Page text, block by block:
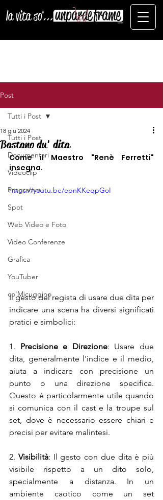
Post
Tutti i Post
Documentari
Videoclip
Programmi
Spot
Web Video e Foto
Video Conferenze
Grafica
YouTuber
co'Micuggino
Tutti i Post
Bastano du' dita
18 giu 2024
Come il Maestro "Renè Ferretti"
insegna.
https://youtu.be/epnKKeqpGoI
Il gesto del regista di usare due dita per
indicare una scena ha diversi significati
pratici e simbolici:
1. Precisione e Direzione: Usare due
dita, generalmente l'indice e il medio,
aiuta a indicare con precisione un
punto o una direzione specifica.
Questo è particolarmente utile quando
si comunica con il cast e la troupe sul
set, dove è necessario essere chiari e
precisi per evitare malintesi.
2. Visibilità: Il gesto con due dita è più
visibile rispetto a un dito solo,
specialmente a distanza. In un
ambiente caotico come un set